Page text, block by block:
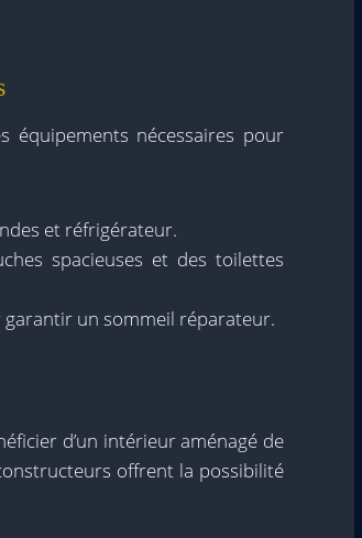
équipements nécessaires pour
et réfrigérateur.
spacieuses et des toilettes
un sommeil réparateur.
d’un intérieur aménagé de
offrent la possibilité